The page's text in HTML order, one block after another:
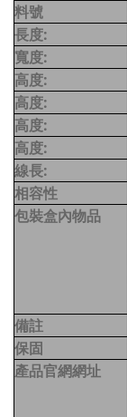
料號
長度:
寬度:
高度:
高度:
高度:
高度:
線長:
相容性
包裝盒內物品
備註
保固
產品官網網址